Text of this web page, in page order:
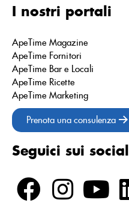
I nostri portali
ApeTime Magazine
ApeTime Fornitori
ApeTime Bar e Locali
ApeTime Ricette
ApeTime Marketing
Prenota una consulenza
Seguici sui social